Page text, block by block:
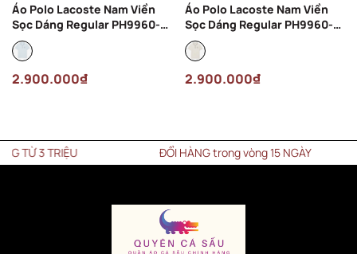
Áo Polo Lacoste Nam Viền
Sọc Dáng Regular PH9960-
00-T01 Màu Xanh Nhạt
2.900.000₫
Áo Polo Lacoste Nam Viền
Sọc Dáng Regular PH9960-
00-ARS Màu Kem
2.900.000₫
3 TRIỆU ĐỔI HÀNG trong vòng 15 NGÀY